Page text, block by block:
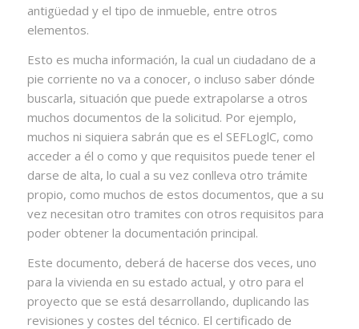
antigüedad y el tipo de inmueble, entre otros
elementos.
Esto es mucha información, la cual un ciudadano de a
pie corriente no va a conocer, o incluso saber dónde
buscarla, situación que puede extrapolarse a otros
muchos documentos de la solicitud. Por ejemplo,
muchos ni siquiera sabrán que es el SEFLoglC, como
acceder a él o como y que requisitos puede tener el
darse de alta, lo cual a su vez conlleva otro trámite
propio, como muchos de estos documentos, que a su
vez necesitan otro tramites con otros requisitos para
poder obtener la documentación principal.
Este documento, deberá de hacerse dos veces, uno
para la vivienda en su estado actual, y otro para el
proyecto que se está desarrollando, duplicando las
revisiones y costes del técnico. El certificado de